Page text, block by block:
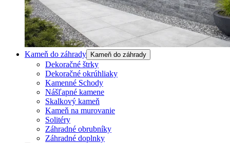
Kameň do záhrady Kameň do záhrady
Dekoračné štrky
Dekoračné okrúhliaky
Kamenné Schody
Nášľapné kamene
Skalkový kameň
Kameň na murovanie
Solitéry
Záhradné obrubníky
Záhradné doplnky